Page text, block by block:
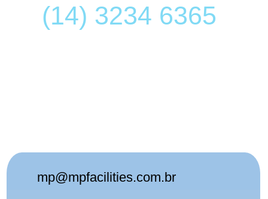
(14) 3234 6365
mp@mpfacilities.com.br